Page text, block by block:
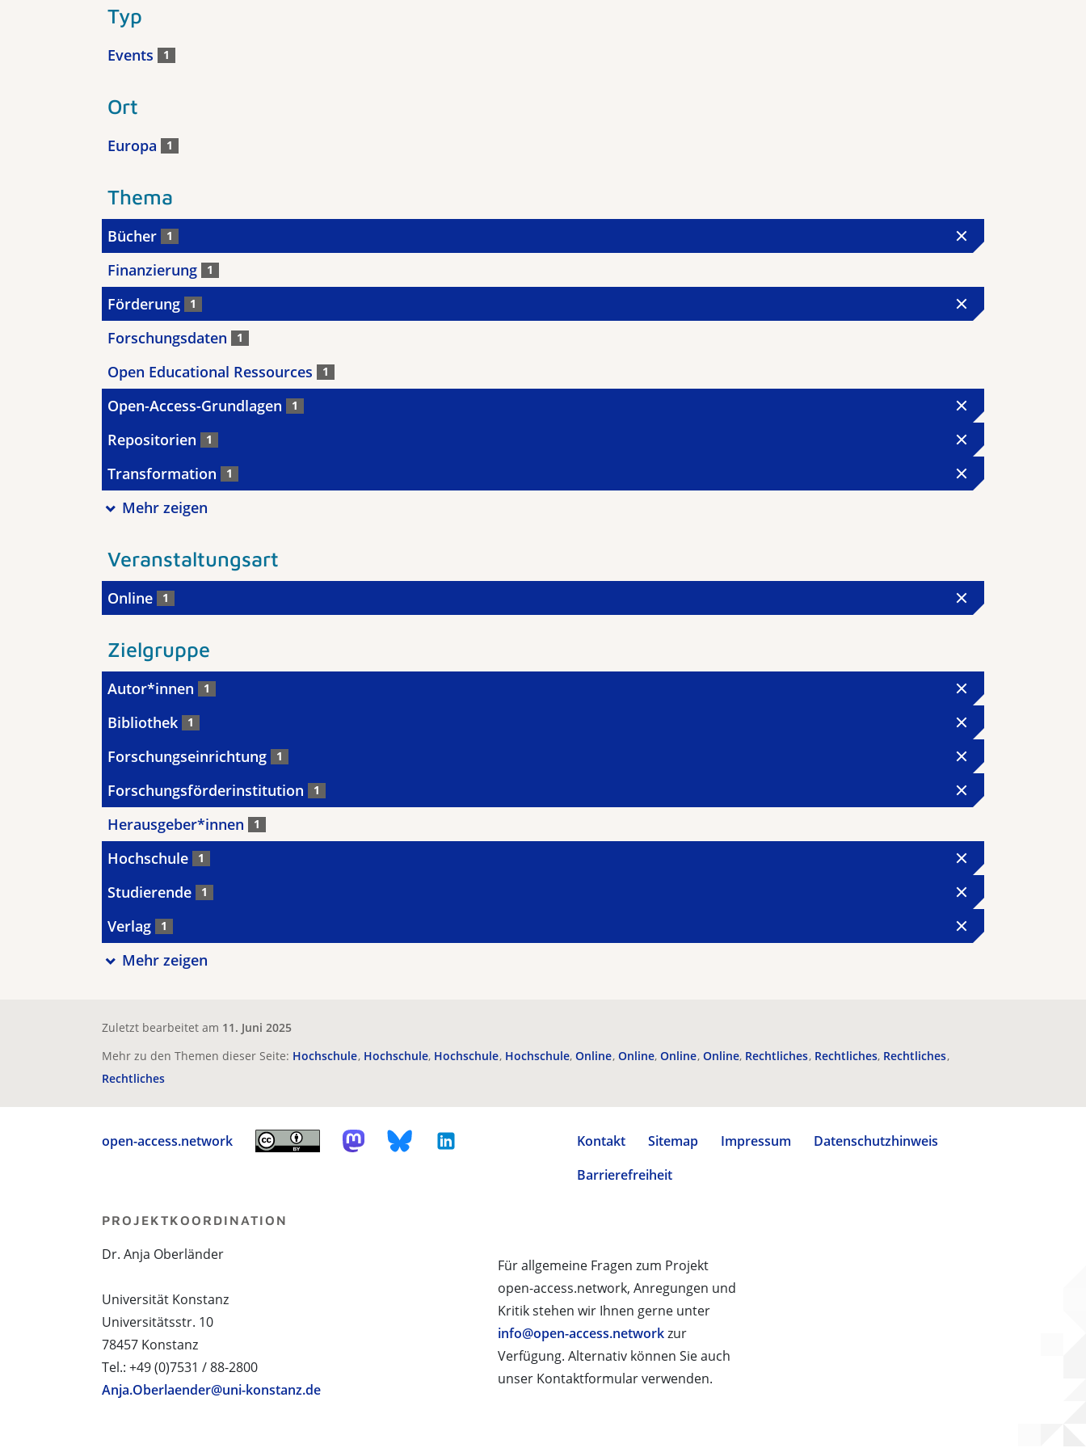
Typ
Events 1
Ort
Europa 1
Thema
Bücher 1
Finanzierung 1
Förderung 1
Forschungsdaten 1
Open Educational Ressources 1
Open-Access-Grundlagen 1
Repositorien 1
Transformation 1
Mehr zeigen
Veranstaltungsart
Online 1
Zielgruppe
Autor*innen 1
Bibliothek 1
Forschungseinrichtung 1
Forschungsförderinstitution 1
Herausgeber*innen 1
Hochschule 1
Studierende 1
Verlag 1
Mehr zeigen
Zuletzt bearbeitet am 11. Juni 2025
Mehr zu den Themen dieser Seite: Hochschule Hochschule Hochschule Hochschule Online Online Online Online Rechtliches Rechtliches Rechtliches
Rechtliches
open-access.network Kontakt Sitemap Impressum
Datenschutzhinweis
Barrierefreiheit
Für allgemeine Fragen zum Projekt
open-access.network, Anregungen und
Kritik stehen wir Ihnen gerne unter
info@open-access.networkzur
Verfügung. Alternativ können Sie auch
unser Kontaktformular verwenden.
PROJEKTKOORDINATION
Dr. Anja Oberländer
Universität Konstanz
Universitätsstr. 10
78457 Konstanz
Tel.: +49 (0)7531 / 88-2800
Anja.Oberlaender@uni-konstanz.de